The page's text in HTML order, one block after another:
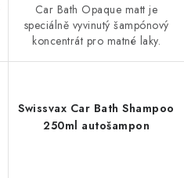
Car Bath Opaque matt je
speciálně vyvinutý šampónový
koncentrát pro matné laky.
Swissvax Car Bath Shampoo
250ml autošampon